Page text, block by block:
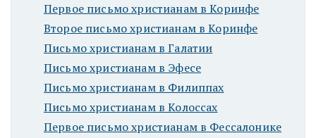
Первое письмо христианам в Коринфе
Второе письмо христианам в Коринфе
Письмо христианам в Галатии
Письмо христианам в Эфесе
Письмо христианам в Филиппах
Письмо христианам в Колоссах
Первое письмо христианам в Фессалонике